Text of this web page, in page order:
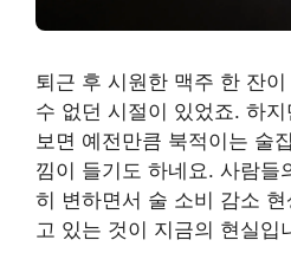
퇴근 후 시원한 맥주 한 잔
수 없던 시절이 있었죠. 하
보면 예전만큼 북적이는 술
낌이 들기도 하네요. 사람들
히 변하면서 술 소비 감소
고 있는 것이 지금의 현실입